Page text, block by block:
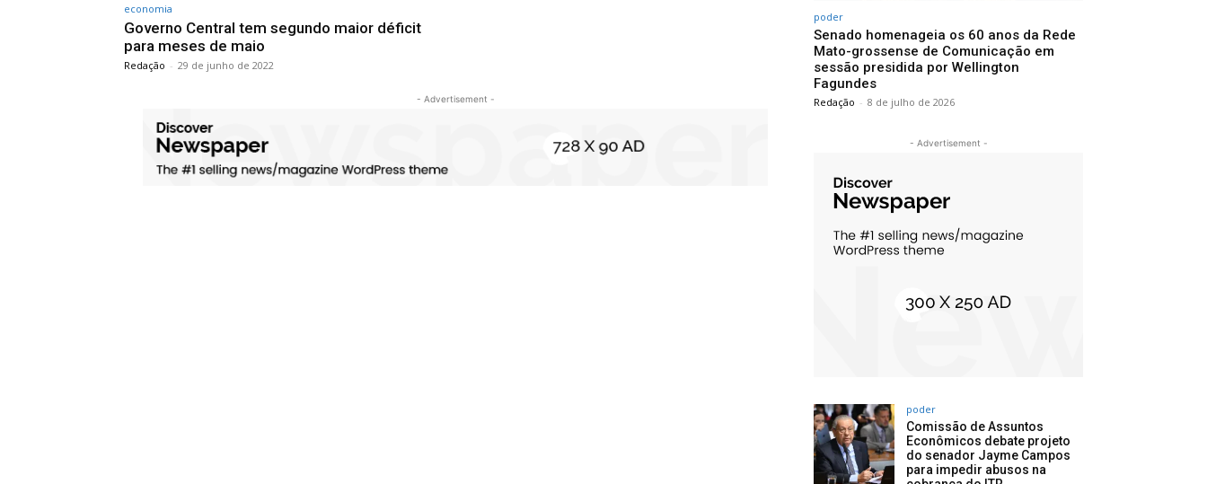
economia
Governo Central tem segundo maior déficit
para meses de maio
Redação - 29 de junho de 2022
- Advertisement -
poder
Senado homenageia os 60 anos da Rede
Mato-grossense de Comunicação em
sessão presidida por Wellington
Fagundes
Redação - 8 de julho de 2026
- Advertisement -
poder
Comissão de Assuntos
Econômicos debate projeto
do senador Jayme Campos
para impedir abusos na